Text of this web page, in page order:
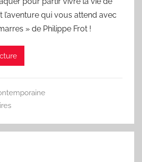
l’aventure qui vous attend avec
» de Philippe Frot !